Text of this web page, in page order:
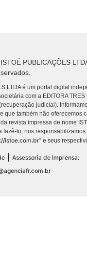
PUBLICAÇÕES
LTDA é um portal digital
com a EDITORA TRES
judicial).
que também não oferecemos
revista impressa de nome
fazê-lo, nos
istoe.com.br” e seus
Assessoria de Imprensa: